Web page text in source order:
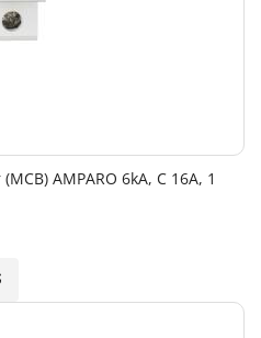
AMPARO 6kA, C 16A, 1